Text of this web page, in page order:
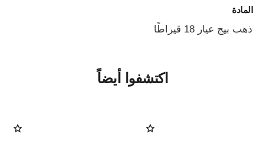
المادة
ذهب بيج عيار 18 قيراطًا
اكتشفوا أيضاً